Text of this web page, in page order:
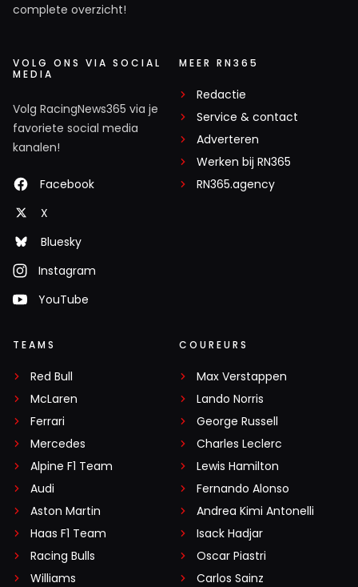
complete overzicht!
VOLG ONS VIA SOCIAL
MEDIA
Volg RacingNews365 via je
favoriete social media
kanalen!
Facebook
X
Bluesky
Instagram
YouTube
MEER RN365
Redactie
Service & contact
Adverteren
Werken bij RN365
RN365.agency
TEAMS
Red Bull
McLaren
Ferrari
Mercedes
Alpine F1 Team
Audi
Aston Martin
Haas F1 Team
Racing Bulls
Williams
COUREURS
Max Verstappen
Lando Norris
George Russell
Charles Leclerc
Lewis Hamilton
Fernando Alonso
Andrea Kimi Antonelli
Isack Hadjar
Oscar Piastri
Carlos Sainz